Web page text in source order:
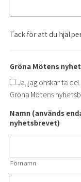
Tack för att du
Gröna Mötens
Ja, jag önskar ta
Gröna Mötens
Namn (används
nyhetsbrevet)
Förnamn